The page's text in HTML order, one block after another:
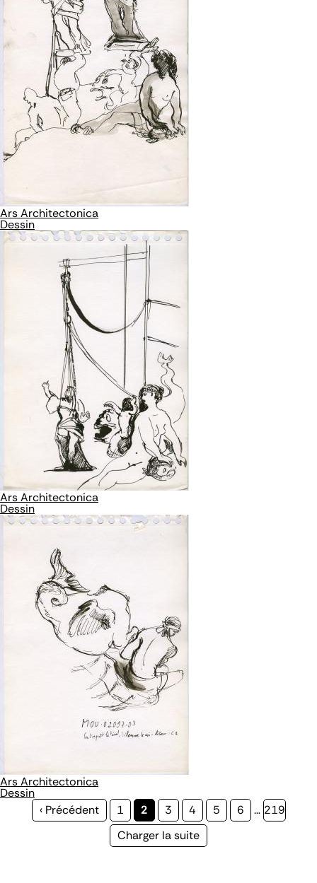
Ars Architectonica
Dessin
Ars Architectonica
Dessin
Ars Architectonica
Dessin
Page
‹ Précédent Page
1
Page
courante
2 Page
3 Page
4 Page
5 Page
6 … Page
219
Page
Charger la suite